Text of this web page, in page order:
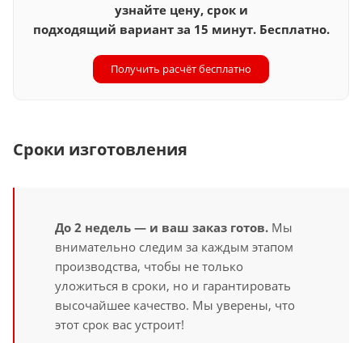
узнайте цену, срок и
подходящий вариант за 15 минут. Бесплатно.
Получить расчёт бесплатно
Сроки изготовления
До 2 недель — и ваш заказ готов. Мы
внимательно следим за каждым этапом
производства, чтобы не только
уложиться в сроки, но и гарантировать
высочайшее качество. Мы уверены, что
этот срок вас устроит!